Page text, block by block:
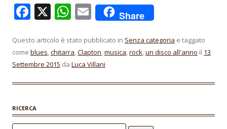
F
e
b
k
X W
at
s
p
E
m
ai
l
Share
Questo articolo è stato pubblicato in Senza categoria e taggato
come blues,chitarra,Clapton,musica,rock,un disco all'anno il 13
Settembre 2015 da Luca Villani
RICERCA